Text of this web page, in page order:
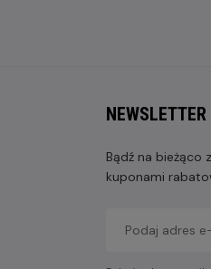
NEWSLETTER
Bądź na bieżąco
kuponami